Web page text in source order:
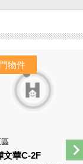
文華C-2F